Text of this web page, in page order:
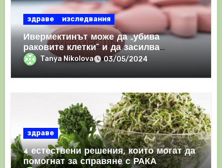
здраве изследвания
Ивермектинът може да „убива
раковите клетки“ и да засилва
имунния отговор
Tanya Nikolova 03/05/2024
здраве
4 естествени решения, които могат да
помогнат за справяне с РАКА